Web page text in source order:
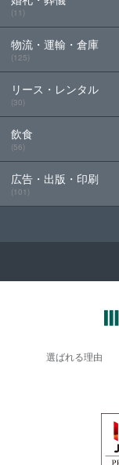
(11)
物流・運輸・倉庫
(125)
リース・レンタル
(30)
飲食
(56)
広告・出版・印刷
(101)
選ばれる理由